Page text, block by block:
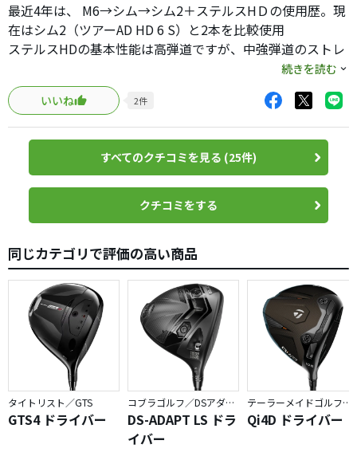
最近4年は、 M6→シム→シム2＋ステルスHＤの使用歴。現
在はシム2（ツアーAD HD 6 S）と2本を比較使用
ステルスHDの基本性能は高弾道ですが、中強弾道のストレ
ートドローになるようにシャフト（ツアーADのDIとIZと
HD、エボ4）とカチャカチャで調整中
今のところシム2と距離は同じ位、方向性は「重心距離の短
さと重心位置がヒールより」を感じステルスHＤに分があり
そうです。
続きを読む
いいね
2件
すべてのクチコミを見る (25件)
クチコミをする
同じカテゴリで評価の高い商品
タイトリスト／GTS
GTS4 ドライバー
コブラゴルフ／DSアダプト
DS-ADAPT LS ドラ
イバー
テーラーメイドゴルフ／Qi4D
Qi4D ドライバー